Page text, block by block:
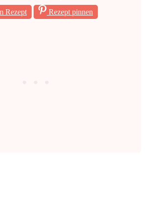
Rezept
Rezept pinnen